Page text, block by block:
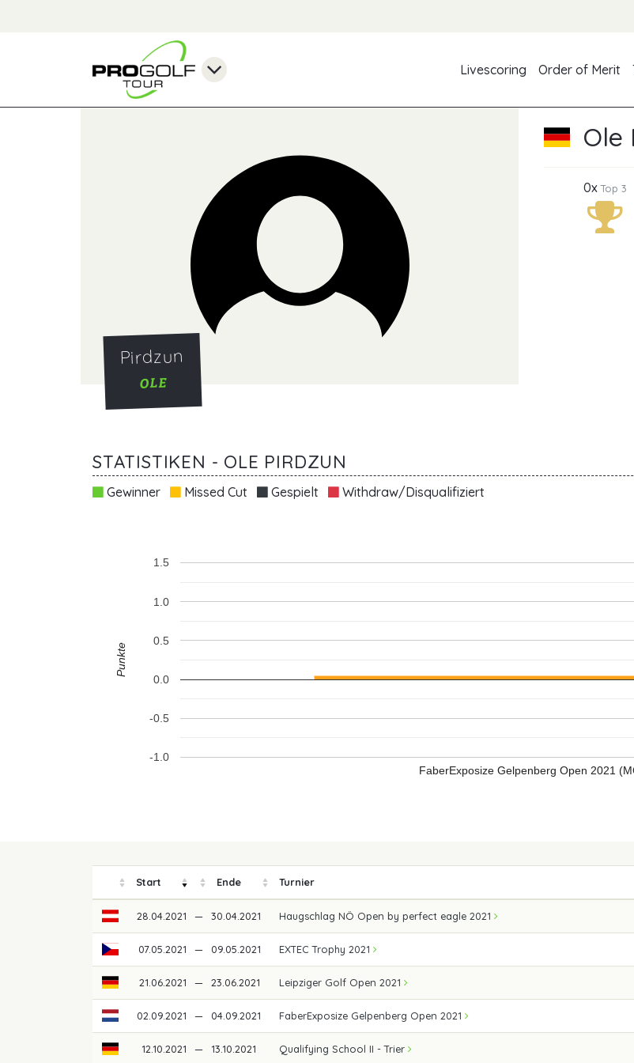
Livescoring
Order of Merit
Pirdzun
OLE
Ole
0xTop 3
STATISTIKEN - OLE PIRDZUN
Gewinner Missed Cut Gespielt Withdraw/Disqualifiziert
FaberExposize Gelpenberg Open 2021
-1.0
-0.5
0.0
0.5
1.0
1.5
Punkte
Start Ende Turnier
28.04.2021 — 30.04.2021 Haugschlag NÖ Open by perfect eagle 2021
07.05.2021 — 09.05.2021 EXTEC Trophy 2021
21.06.2021 — 23.06.2021 Leipziger Golf Open 2021
02.09.2021 — 04.09.2021 FaberExposize Gelpenberg Open 2021
12.10.2021 — 13.10.2021 Qualifying School II - Trier